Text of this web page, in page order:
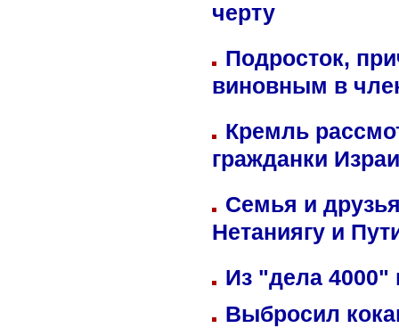
черту
Подросток,
виновным в
Кремль
гражданки
Семья и
Нетаниягу и
Из "дела 4000"
Выбросил